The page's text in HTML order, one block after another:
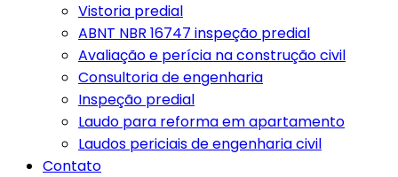
Vistoria predial
ABNT NBR 16747 inspeção predial
Avaliação e perícia na construção civil
Consultoria de engenharia
Inspeção predial
Laudo para reforma em apartamento
Laudos periciais de engenharia civil
Contato